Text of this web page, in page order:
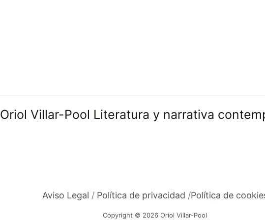
Oriol Villar-Pool Literatura y narrativa
Aviso Legal / Política de privacidad /Política de
Copyright © 2026 Oriol Villar-Pool